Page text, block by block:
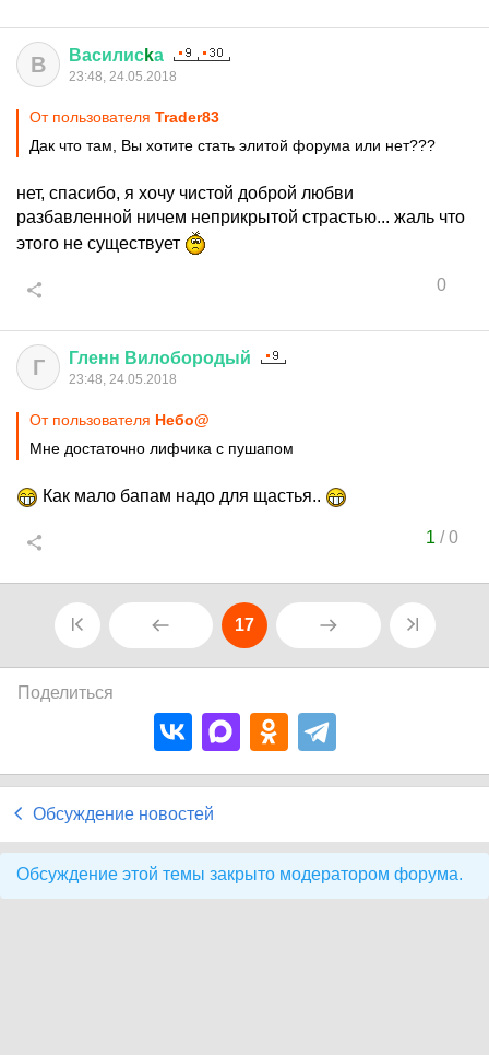
В Василисkа
23:48, 24.05.2018
От пользователя Trader83
Дак что там, Вы хотите стать элитой форума или нет???
нет, спасибо, я хочу чистой доброй любви
разбавленной ничем неприкрытой страстью... жаль что
этого не существует
0
Г Гленн Вилобородый
23:48, 24.05.2018
От пользователя Небо@
Мне достаточно лифчика с пушапом
Как мало бапам надо для щастья..
1 /0
17
Поделиться
Обсуждение новостей
Обсуждение этой темы закрыто модератором форума.